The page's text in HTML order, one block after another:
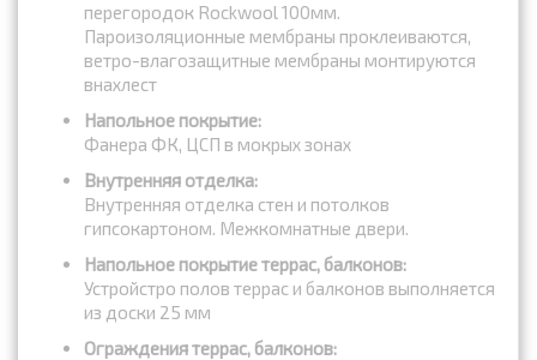
перегородок Rockwool 100мм.
Пароизоляционные мембраны проклеиваются,
ветро-влагозащитные мембраны монтируются
внахлест
Напольное покрытие:
Фанера ФК, ЦСП в мокрых зонах
Внутренняя отделка:
Внутренняя отделка стен и потолков
гипсокартоном. Межкомнатные двери.
Напольное покрытие террас, балконов:
Устройстро полов террас и балконов выполняется
из доски 25 мм
Ограждения террас, балконов: